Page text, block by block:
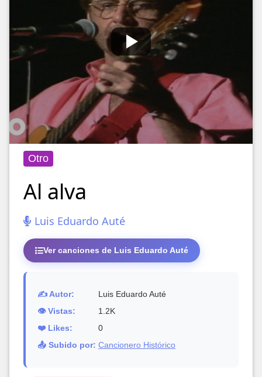
Otro
Al alva
Luis Eduardo Auté
Ver canciones de Luis Eduardo Auté
✍️ Autor:
Luis Eduardo Auté
👁️ Vistas:
1.2K
❤️ Likes:
0
📤 Subido por: Cancionero Histórico